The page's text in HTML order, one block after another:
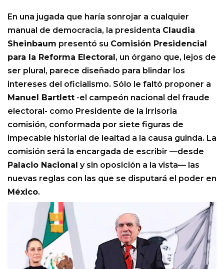
En una jugada que haría sonrojar a cualquier
manual de democracia, la presidenta Claudia
Sheinbaum presentó su Comisión Presidencial
para la Reforma Electoral, un órgano que, lejos de
ser plural, parece diseñado para blindar los
intereses del oficialismo. Sólo le faltó proponer a
Manuel Bartlett -el campeón nacional del fraude
electoral- como Presidente de la irrisoria
comisión, conformada por siete figuras de
impecable historial de lealtad a la causa guinda. La
comisión será la encargada de escribir —desde
Palacio Nacional y sin oposición a la vista— las
nuevas reglas con las que se disputará el poder en
México.